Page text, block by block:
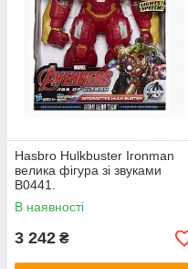
Hasbro Hulkbuster Ironman
велика фігура зі звуками
B0441.
В наявності
3 242 ₴